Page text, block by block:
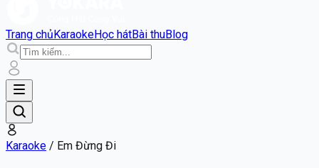
Trang chủKaraokeHọc hátBài thuBlog
Karaoke / Em Đừng Đi